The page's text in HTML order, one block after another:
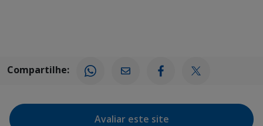
Compartilhe:
Avaliar este site